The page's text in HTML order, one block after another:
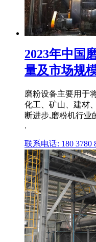
2023年中国
量及市场规
磨粉设备主要用于
化工、矿山、建材
断进步,磨粉机行业
.
联系电话: 180 3780